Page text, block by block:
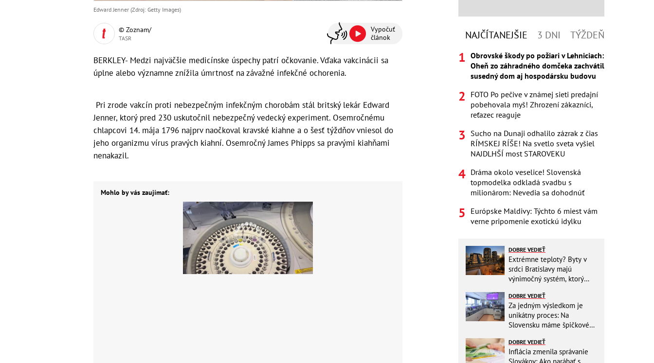
Edward Jenner (Zdroj: Getty Images)
© Zoznam/
TASR
Vypočuť
článok
BERKLEY- Medzi najväčšie medicínske úspechy patrí očkovanie. Vďaka vakcinácii sa
úplne alebo významne znížila úmrtnosť na závažné infekčné ochorenia.
Pri zrode vakcín proti nebezpečným infekčným chorobám stál britský lekár Edward
Jenner, ktorý pred 230 uskutočnil nebezpečný vedecký experiment. Osemročnému
chlapcovi 14. mája 1796 najprv naočkoval kravské kiahne a o šesť týždňov vniesol do
jeho organizmu vírus pravých kiahní. Osemročný James Phipps sa pravými kiahňami
nenakazil.
Mohlo by vás zaujímať:
NAJČÍTANEJŠIE 3 DNI TÝŽDEŇ
Obrovské škody po požiari v Lehniciach:
Oheň zo záhradného domčeka zachvátil
susedný dom aj hospodársku budovu
FOTO Po pečive v známej sieti predajní
pobehovala myš! Zhrození zákazníci,
reťazec reaguje
Sucho na Dunaji odhalilo zázrak z čias
RÍMSKEJ RÍŠE! Na svetlo sveta vyšiel
NAJDLHŠÍ most STAROVEKU
Dráma okolo veselice! Slovenská
topmodelka odkladá svadbu s
milionárom: Nevedia sa dohodnúť
Európske Maldivy: Týchto 6 miest vám
verne pripomenie exotickú idylku
DOBRE VEDIEŤ
Extrémne teploty? Byty v
srdci Bratislavy majú
výnimočný systém, ktorý
DOBRE VEDIEŤ
Za jedným výsledkom je
unikátny proces: Na
Slovensku máme špičkové
DOBRE VEDIEŤ
Inflácia zmenila správanie